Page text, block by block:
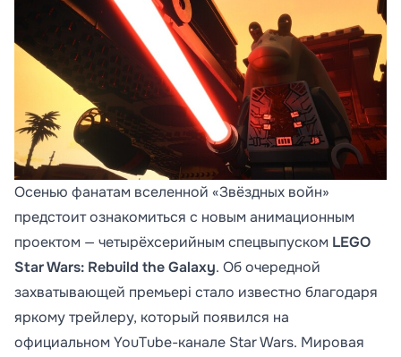
Осенью фанатам вселенной «Звёздных войн»
предстоит ознакомиться с новым анимационным
проектом — четырёхсерийным спецвыпуском LEGO
Star Wars: Rebuild the Galaxy. Об очередной
захватывающей премьері стало известно благодаря
яркому трейлеру, который появился на
официальном YouTube-канале Star Wars. Мировая